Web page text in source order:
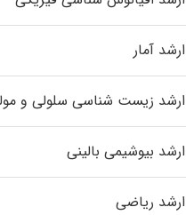
آمار
زیست شناسی سلولی و
بیوشیمی بالینی
ریاضی